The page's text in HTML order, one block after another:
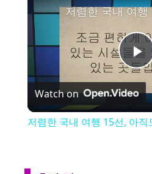
P
Watch on
저렴한 국내 여행 15선, 아